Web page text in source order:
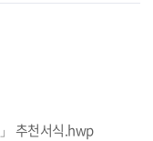
추천서식.hwp